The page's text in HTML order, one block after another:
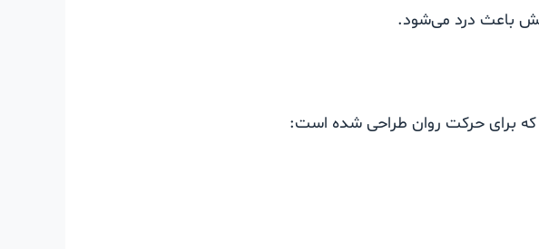
باعث درد می‌شود.
برای حرکت روان طراحی شده است: